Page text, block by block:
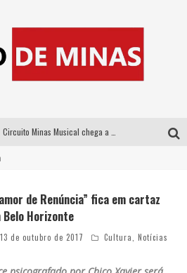
de Renúncia” fica em cartaz
Horizonte
13 de outubro de 2017 Cultura Notícias